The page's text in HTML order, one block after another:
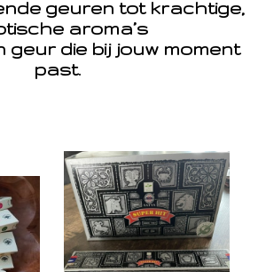
geuren tot krachtige,
aroma’s
geur die bij jouw moment
past.